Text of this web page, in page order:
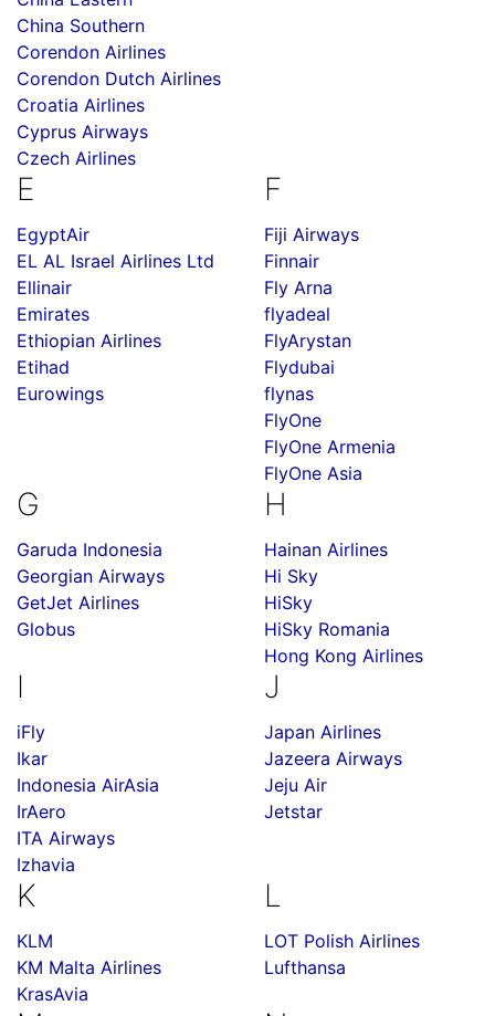
China Southern
Corendon Airlines
Corendon Dutch Airlines
Croatia Airlines
Cyprus Airways
Czech Airlines
E
EgyptAir
EL AL Israel Airlines Ltd
Ellinair
Emirates
Ethiopian Airlines
Etihad
Eurowings
F
Fiji Airways
Finnair
Fly Arna
flyadeal
FlyArystan
Flydubai
flynas
FlyOne
FlyOne Armenia
FlyOne Asia
G
Garuda Indonesia
Georgian Airways
GetJet Airlines
Globus
H
Hainan Airlines
Hi Sky
HiSky
HiSky Romania
Hong Kong Airlines
I
iFly
Ikar
Indonesia AirAsia
IrAero
ITA Airways
Izhavia
J
Japan Airlines
Jazeera Airways
Jeju Air
Jetstar
K
KLM
KM Malta Airlines
KrasAvia
L
LOT Polish Airlines
Lufthansa